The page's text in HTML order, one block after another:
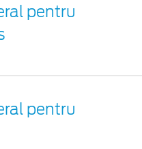
pentru
pentru